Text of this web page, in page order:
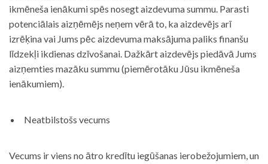
ikmēneša ienākumi spēs nosegt aizdevuma summu. Parasti
potenciālais aizņēmējs neņem vērā to, ka aizdevējs arī
izrēķina vai Jums pēc aizdevuma maksājuma paliks finanšu
līdzekļi ikdienas dzīvošanai. Dažkārt aizdevējs piedāvā Jums
aizņemties mazāku summu (piemērotāku Jūsu ikmēneša
ienākumiem).
Neatbilstošs vecums
Vecums ir viens no ātro kredītu iegūšanas ierobežojumiem, un